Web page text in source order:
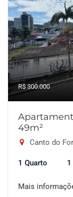
R$ 300.000
49m²
Canto do
1 Quarto 1
Mais